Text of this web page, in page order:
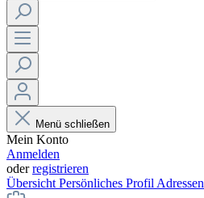
Menü schließen
Mein Konto
Anmelden
oderregistrieren
Übersicht Persönliches Profil Adressen